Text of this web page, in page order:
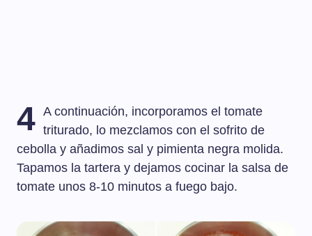
4 A continuación, incorporamos el tomate
triturado, lo mezclamos con el sofrito de
cebolla y añadimos sal y pimienta negra molida.
Tapamos la tartera y dejamos cocinar la salsa de
tomate unos 8-10 minutos a fuego bajo.